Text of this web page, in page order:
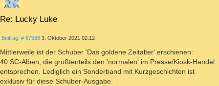
Re: Lucky Luke
Beitrag: # 67588Beitrag
3. Oktober 2021 02:12
Mittlerweile ist der Schuber 'Das goldene Zeitalter' erschienen:
40 SC-Alben, die größtenteils den 'normalen' im Presse/Kiosk-Handel
entsprechen. Lediglich ein Sonderband mit Kurzgeschichten ist
exklusiv für diese Schuber-Ausgabe.